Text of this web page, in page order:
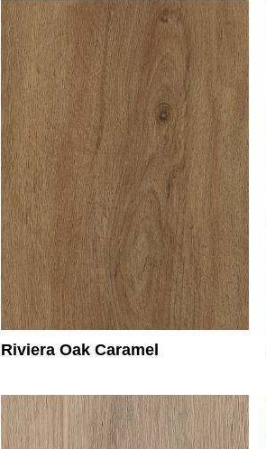
Riviera Oak Caramel